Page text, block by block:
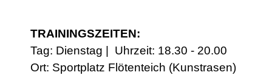
TRAININGSZEITEN:
Tag: Dienstag | Uhrzeit: 18.30 - 20.00
Ort: Sportplatz Flötenteich (Kunstrasen)